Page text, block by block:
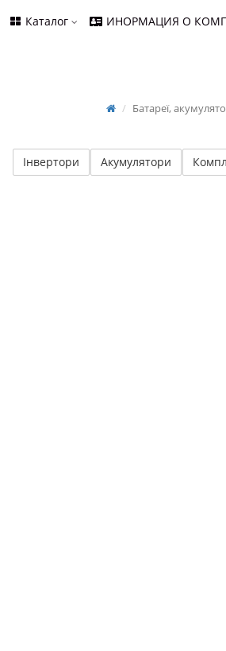
Каталог ИНОРМАЦИЯ О
Батареї,
Інвертори Акумулятори